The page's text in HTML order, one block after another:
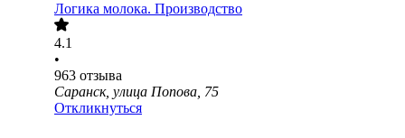
Логика молока. Производство
4.1
•
963 отзыва
Саранск, улица Попова, 75
Откликнуться